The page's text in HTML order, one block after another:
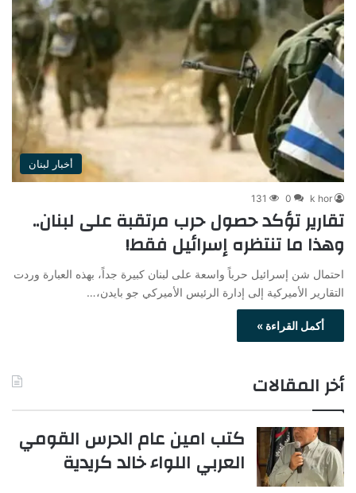
أخبار لبنان
k hor
0
131
تقارير تؤكد حصول حرب مرتقبة على لبنان..
وهذا ما تنتظره إسرائيل فقط!
احتمال شن إسرائيل حرباً واسعة على لبنان كبيرة جداً، بهذه العبارة وردت
التقارير الأميركية إلى إدارة الرئيس الأميركي جو بايدن،…
أكمل القراءة »
أخر المقالات
كتب امين عام الحرس القومي
العربي اللواء خالد كريدية